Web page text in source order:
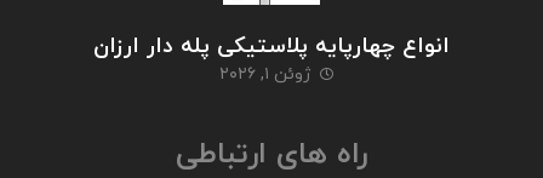
انواع چهارپایه پلاستیکی پله دار ارزان
ژوئن ۱, ۲۰۲۶
راه های ارتباطی